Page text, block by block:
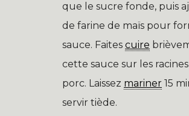
que le sucre fonde, puis
de farine de maïs pour
sauce. Faites cuire
cette sauce sur les
porc. Laissez mariner 15
servir tiède.